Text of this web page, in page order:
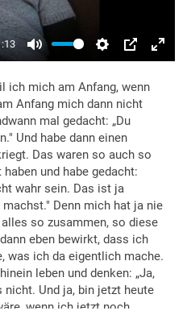
ich mich am Anfang, wenn
Anfang mich dann nicht
mal gedacht: „Du
Und habe dann einen
Das waren so auch so
und habe gedacht:
wahr sein. Das ist ja
Denn mich hat ja nie
so zusammen, so diese
eben bewirkt, dass ich
was ich da eigentlich mache.
leben und denken: „Ja,
nicht. Und ja, bin jetzt heute
wenn ich jetzt noch